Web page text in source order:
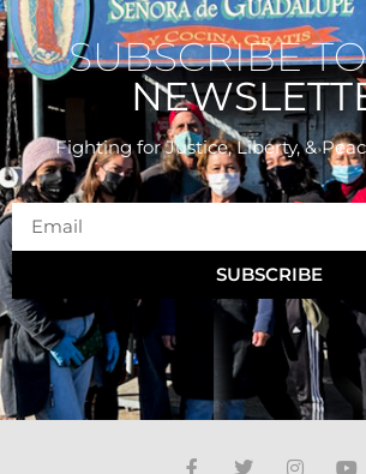
SUBSCRIBE
Fighting for Justice, Liberty, &
SUBSCRIBE